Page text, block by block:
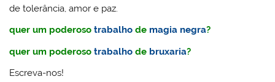
de tolerância, amor e paz.
quer um poderosotrabalho de magia negra?
quer um poderosotrabalho de bruxaria?
Escreva-nos!